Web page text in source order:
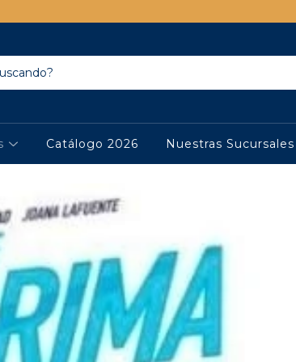
Catálogo 2026 Nuestras Sucursales